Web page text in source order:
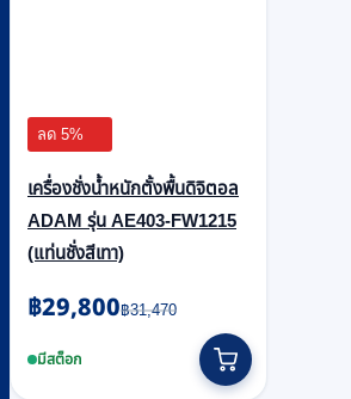
ลด 5%
เครื่องชั่งน้ำหนักตั้งพื้นดิจิตอล
ADAM รุ่น AE403-FW1215
(แท่นชั่งสีเทา)
฿31,470
Original
price
was:
฿29,800
Current
price
is:มีสต็อก